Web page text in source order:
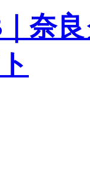
」
ついて
27シーズン試